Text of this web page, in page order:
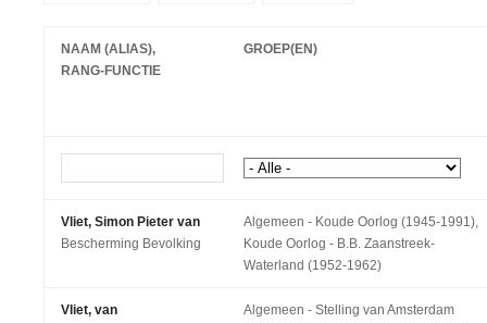
NAAM (ALIAS),
RANG-FUNCTIE
GROEP(EN)
Vliet, Simon Pieter van
Bescherming Bevolking
Algemeen - Koude Oorlog (1945-1991),
Koude Oorlog - B.B. Zaanstreek-
Waterland (1952-1962)
Vliet, van
Algemeen - Stelling van Amsterdam